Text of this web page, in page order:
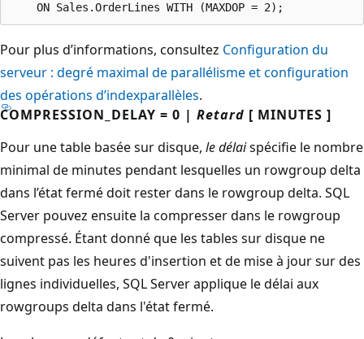
Pour plus d’informations, consultez Configuration du
serveur : degré maximal de parallélisme et configuration
des opérations d’indexparallèles.
COMPRESSION_DELAY = 0 | Retard [ MINUTES ]
Pour une table basée sur disque, le délaispécifie le nombre
minimal de minutes pendant lesquelles un rowgroup delta
dans l’état fermé doit rester dans le rowgroup delta. SQL
Server pouvez ensuite la compresser dans le rowgroup
compressé. Étant donné que les tables sur disque ne
suivent pas les heures d'insertion et de mise à jour sur des
lignes individuelles, SQL Server applique le délai aux
rowgroups delta dans l'état fermé.